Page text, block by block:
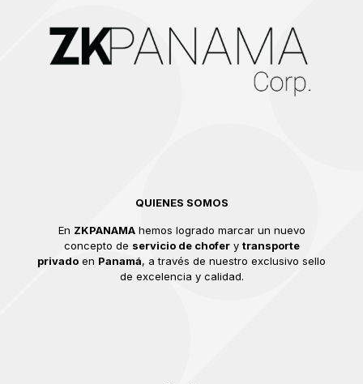
QUIENES SOMOS
En ZKPANAMAhemos logrado marcar un nuevo
concepto de servicio de chofery transporte
privado en Panamá, a través de nuestro exclusivo sello
de excelencia y calidad.